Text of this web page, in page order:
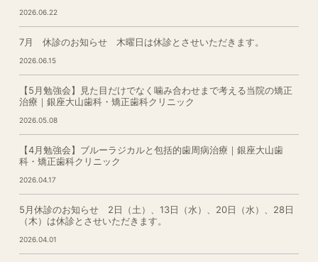
2026.06.22
7月 休診のお知らせ 木曜日は休診とさせいただきます。
2026.06.15
【5月勉強会】見た目だけでなく噛み合わせまで考える当院の矯正
治療｜銀座大山歯科・矯正歯科クリニック
2026.05.08
【4月勉強会】ブルーラジカルと包括的歯周病治療｜銀座大山歯
科・矯正歯科クリニック
2026.04.17
5月休診のお知らせ 2日（土）、13日（水）、20日（水）、28日
（木）は休診とさせいただきます。
2026.04.01